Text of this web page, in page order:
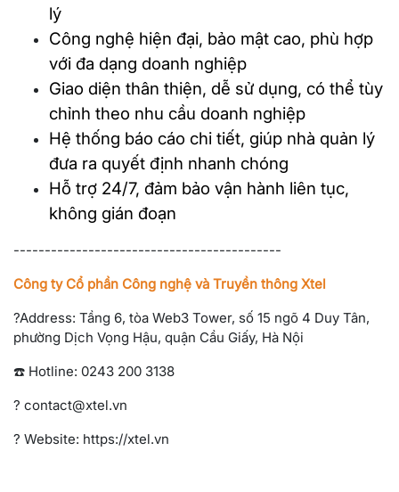
lý
Công nghệ hiện đại, bảo mật cao, phù hợp
với đa dạng doanh nghiệp
Giao diện thân thiện, dễ sử dụng, có thể tùy
chỉnh theo nhu cầu doanh nghiệp
Hệ thống báo cáo chi tiết, giúp nhà quản lý
đưa ra quyết định nhanh chóng
Hỗ trợ 24/7, đảm bảo vận hành liên tục,
không gián đoạn
-------------------------------------------
Công ty Cổ phần Công nghệ và Truyền thông Xtel
?Address: Tầng 6, tòa Web3 Tower, số 15 ngõ 4 Duy Tân,
phường Dịch Vọng Hậu, quận Cầu Giấy, Hà Nội
☎️ Hotline: 0243 200 3138
? contact@xtel.vn
?️ Website: https://xtel.vn